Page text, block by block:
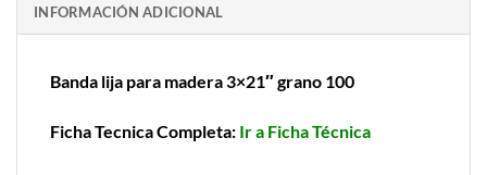
INFORMACIÓN ADICIONAL
Banda lija para madera 3×21″ grano 100
Ficha Tecnica Completa: Ir a Ficha Técnica